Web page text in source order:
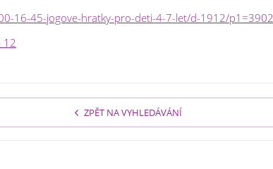
16-45-jogove-hratky-pro-deti-4-7-let/d-1912/p1=3902
12
ZPĚT NA VYHLEDÁVÁNÍ